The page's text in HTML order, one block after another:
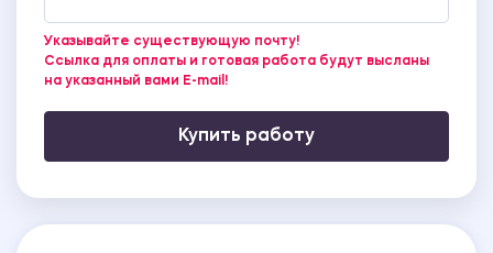
Указывайте существующую почту!
Ссылка для оплаты и готовая работа будут высланы
на указанный вами E-mail!
Купить работу